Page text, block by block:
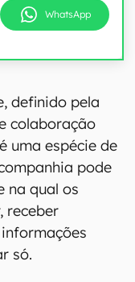
WhatsApp
definido pela
colaboração
uma espécie de
pode
na qual os
receber
só.